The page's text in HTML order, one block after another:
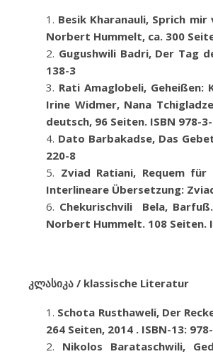
Besik Kharanauli, Sprich mir
Norbert Hummelt, ca. 300
Gugushwili Badri, Der Tag
138-3
Rati Amaglobeli, Geheißen:
Irine Widmer, Nana
deutsch, 96 Seiten. ISBN 978-
Dato Barbakadse, Das
220-8
Zviad Ratiani, Requem für
Interlineare Übersetzung:
Chekurischvili Bela,
Norbert Hummelt. 108 Seiten.
კლასიკა / klassische Literatur
Schota Rusthaweli, Der
264 Seiten, 2014 . ISBN-13:
Nikolos Barataschwili,